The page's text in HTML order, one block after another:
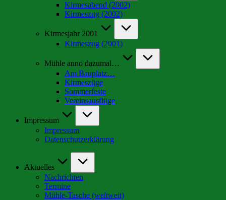
Kirmesabend (2002)
Kirmeszug (2002)
Kirmesjahr 2001
Kirmeszug (2001)
Mühle anno dazumal…
Am Bauplatz…
Kirmeszüge
Sommerfeste
Vereinsausflüge
Impressum
Impressum
Datenschutzerklärung
Aktuelles
Nachrichten
Termine
Mühle-Tasche (weltweit)